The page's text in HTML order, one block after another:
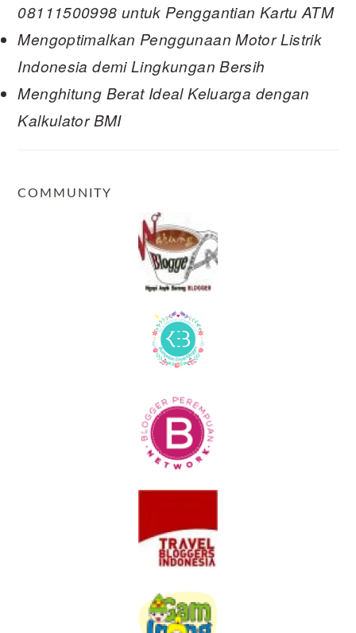
08111500998 untuk Penggantian Kartu ATM
Mengoptimalkan Penggunaan Motor Listrik
Indonesia demi Lingkungan Bersih
Menghitung Berat Ideal Keluarga dengan
Kalkulator BMI
COMMUNITY